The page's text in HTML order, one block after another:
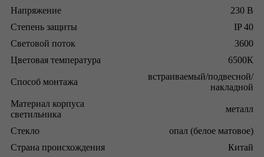
Напряжение
230 В
Степень защиты
IP 40
Световой поток
3600
Цветовая температура
6500К
Способ монтажа
встраиваемый/подвесной/
накладной
Материал корпуса
светильника
металл
Стекло
опал (белое матовое)
Страна происхождения
Китай